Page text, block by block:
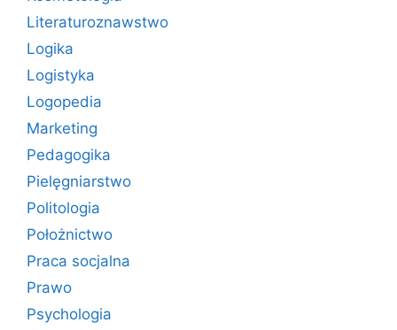
Literaturoznawstwo
Logika
Logistyka
Logopedia
Marketing
Pedagogika
Pielęgniarstwo
Politologia
Położnictwo
Praca socjalna
Prawo
Psychologia